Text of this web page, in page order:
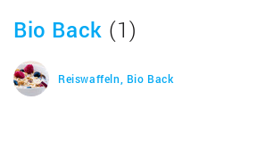
Bio Back (1)
Reiswaffeln, Bio Back